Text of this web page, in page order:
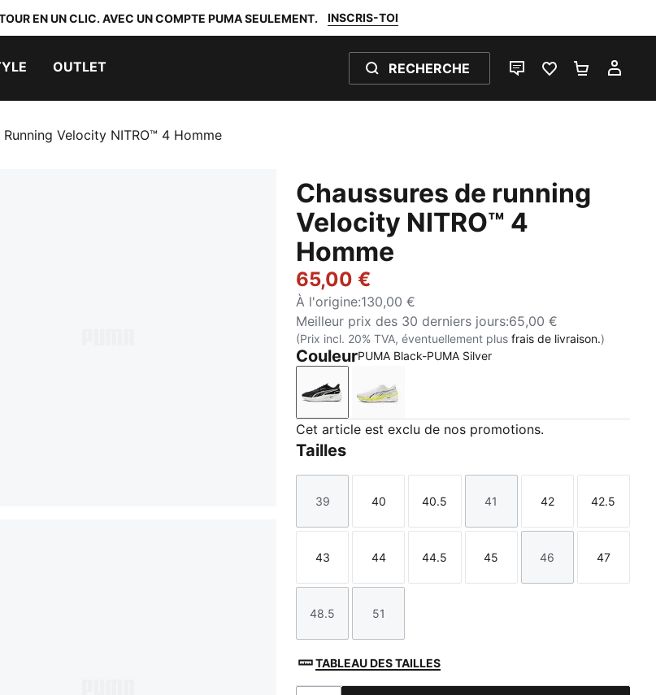
EN UN CLIC. AVEC UN COMPTE PUMA SEULEMENT. INSCRIS-TOI
OUTLET RECHERCHE
LIVE CHATFAVORIS 0PANIER 0
Running Velocity NITRO™ 4 Homme
Chaussures de running
Velocity NITRO™ 4
Homme
65,00 €
À l'origine:130,00 €
Meilleur prix des 30 derniers jours:65,00 €
(Prix incl. 20% TVA, éventuellement plusfrais de livraison.)
CouleurPUMA Black-PUMA Silver
PUMA Black-PUMA Silver
PUMA White-Lux Lime
Cet article est exclu de nos promotions.
Tailles
Taille
39
Taille
40
Taille
40.5
Taille
41
Taille
42
Taille
42.5
Taille
43
Taille
44
Taille
44.5
Taille
45
Taille
46
Taille
47
Taille
48.5
Taille
51
TABLEAU DES TAILLES